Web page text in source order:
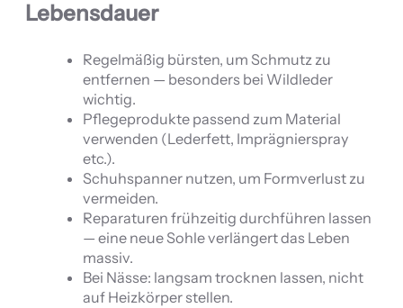
Lebensdauer
Regelmäßig bürsten, um Schmutz zu
entfernen — besonders bei Wildleder
wichtig.
Pflegeprodukte passend zum Material
verwenden (Lederfett, Imprägnierspray
etc.).
Schuhspanner nutzen, um Formverlust zu
vermeiden.
Reparaturen frühzeitig durchführen lassen
— eine neue Sohle verlängert das Leben
massiv.
Bei Nässe: langsam trocknen lassen, nicht
auf Heizkörper stellen.